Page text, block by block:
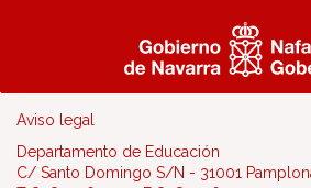
Aviso legal
Departamento de Educación
C/ Santo Domingo S/N - 31001